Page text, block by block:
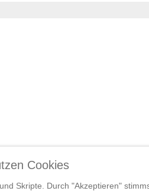
Cookies
Skripte. Durch "Akzeptieren"